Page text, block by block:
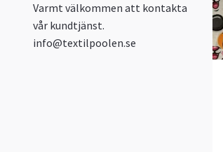
Varmt välkommen att kontakta
vår kundtjänst.
info@textilpoolen.se